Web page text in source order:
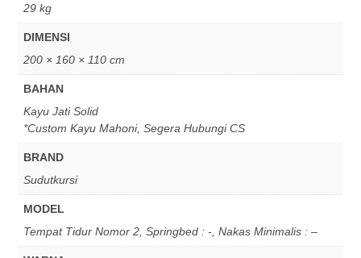
29 kg
DIMENSI
200 × 160 × 110 cm
BAHAN
Kayu Jati Solid
*Custom Kayu Mahoni, Segera Hubungi CS
BRAND
Sudutkursi
MODEL
Tempat Tidur Nomor 2, Springbed : -, Nakas Minimalis : –